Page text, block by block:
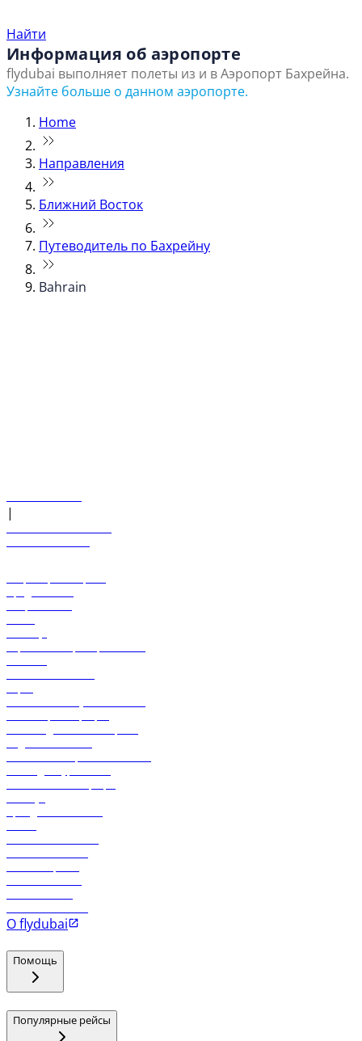
Найти
Информация об аэропорте
flydubai выполняет полеты из и в Аэропорт Бахрейна.
Узнайте больше о данном аэропорте.
Home
Направления
Ближний Восток
Путеводитель по Бахрейну
Bahrain
|
О flydubai
Помощь
Популярные рейсы